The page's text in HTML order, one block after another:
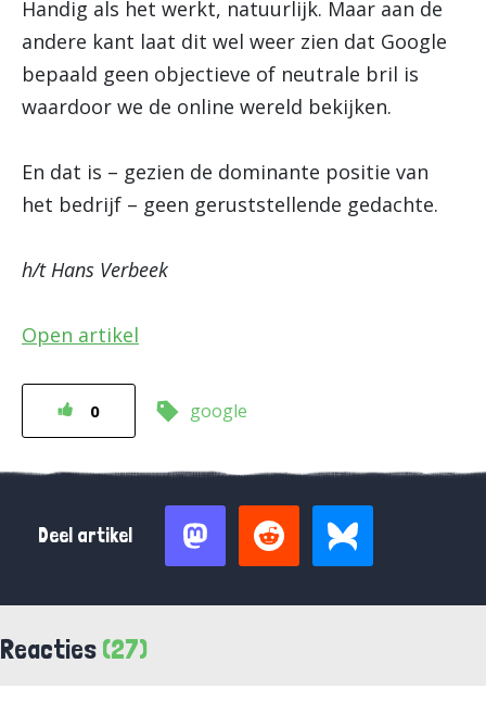
Handig als het werkt, natuurlijk. Maar aan de
andere kant laat dit wel weer zien dat Google
bepaald geen objectieve of neutrale bril is
waardoor we de online wereld bekijken.
En dat is – gezien de dominante positie van
het bedrijf – geen geruststellende gedachte.
h/t Hans Verbeek
Open artikel
0 google
Deel artikel
Reacties (27)